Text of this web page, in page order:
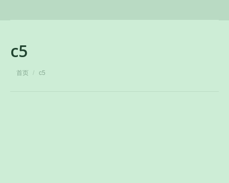
c5
您在这里：
首页 c5